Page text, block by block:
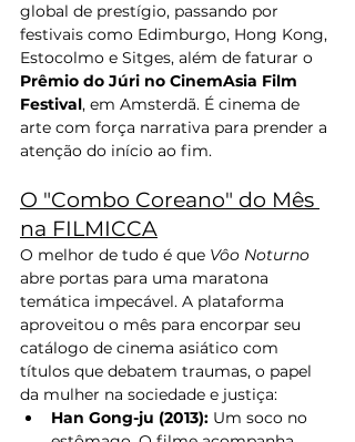
global de prestígio, passando por
festivais como Edimburgo, Hong Kong,
Estocolmo e Sitges, além de faturar o
Prêmio do Júri no CinemAsia Film
Festival, em Amsterdã. É cinema de
arte com força narrativa para prender a
atenção do início ao fim.
O "Combo Coreano" do Mês
na FILMICCA
O melhor de tudo é que Vôo Noturno
abre portas para uma maratona
temática impecável. A plataforma
aproveitou o mês para encorpar seu
catálogo de cinema asiático com
títulos que debatem traumas, o papel
da mulher na sociedade e justiça:
Han Gong-ju (2013): Um soco no